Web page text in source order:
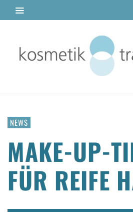
NEWS
MAKE-UP-
FÜR REIFE